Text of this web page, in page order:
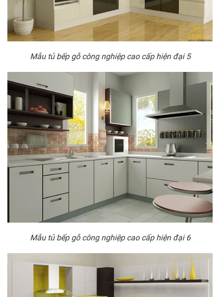
Mẫu tủ bếp gỗ công nghiệp cao cấp hiện đại 5
Mẫu tủ bếp gỗ công nghiệp cao cấp hiện đại 6